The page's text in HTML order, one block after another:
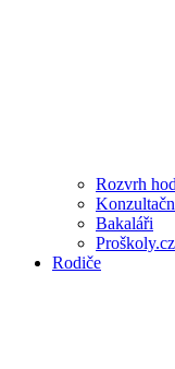
Rozvrh
Bakaláři
Proškoly.cz
Rodiče